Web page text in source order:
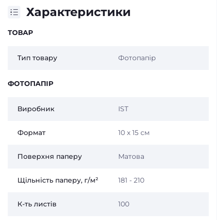
Характеристики
ТОВАР
Тип товару Фотопапір
ФОТОПАПІР
Виробник IST
Формат 10 x 15 см
Поверхня паперу Матова
Щільність паперу, г/м² 181 - 210
К-ть листів 100